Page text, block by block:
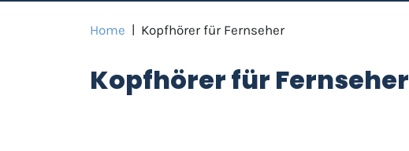
Home | Kopfhörer für Fernseher
Kopfhörer für Fernseher